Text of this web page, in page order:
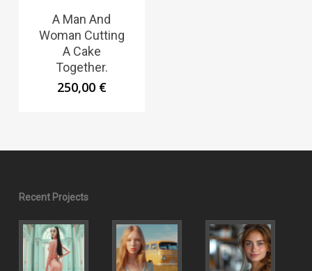
A Man And
Woman Cutting
A Cake
Together.
250,00 €
Recent Projects